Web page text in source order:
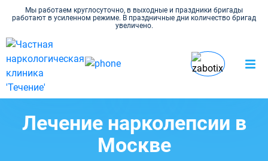
Мы работаем круглосуточно, в выходные и праздники бригады
работают в усиленном режиме. В праздничные дни количество бригад
увеличено.
Москве
Лечение нарколепсии в
Москве